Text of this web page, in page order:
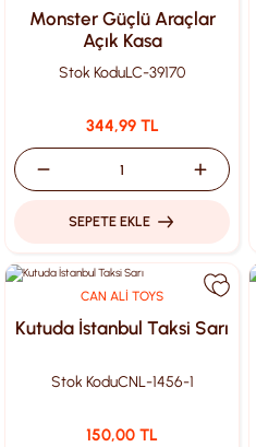
Monster Güçlü Araçlar
Açık Kasa
Stok KoduLC-39170
344,99 TL
SEPETE EKLE
CAN ALİ TOYS
Kutuda İstanbul Taksi Sarı
Stok KoduCNL-1456-1
150,00 TL